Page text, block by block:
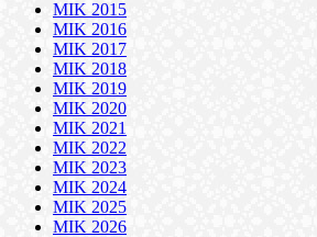
MIK 2015
MIK 2016
MIK 2017
MIK 2018
MIK 2019
MIK 2020
MIK 2021
MIK 2022
MIK 2023
MIK 2024
MIK 2025
MIK 2026